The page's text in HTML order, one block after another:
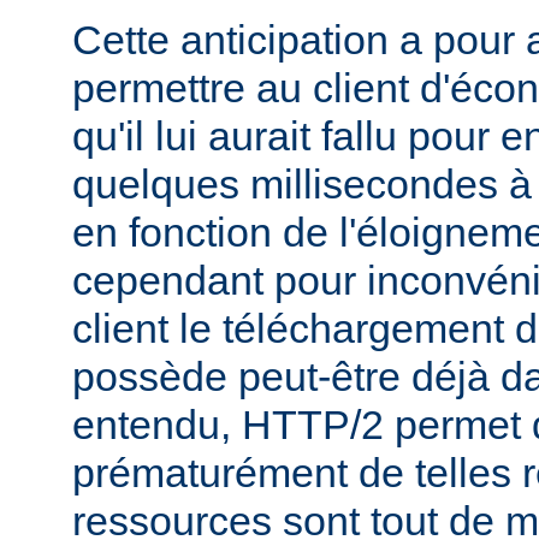
Cette anticipation a pour
permettre au client
qu'il lui aurait fallu pour
quelques millisecondes
en fonction de
cependant pour
client le téléchargement
possède peut-être déjà
entendu, HTTP/2 permet
prématurément de telles
ressources sont tout de